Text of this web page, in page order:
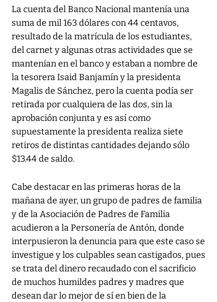
La cuenta del Banco Nacional mantenía una
suma de mil 163 dólares con 44 centavos,
resultado de la matrícula de los estudiantes,
del carnet y algunas otras actividades que se
mantenían en el banco y estaban a nombre de
la tesorera Isaid Banjamín y la presidenta
Magalis de Sánchez, pero la cuenta podía ser
retirada por cualquiera de las dos, sin la
aprobación conjunta y es así como
supuestamente la presidenta realiza siete
retiros de distintas cantidades dejando sólo
$13.44 de saldo.
Cabe destacar en las primeras horas de la
mañana de ayer, un grupo de padres de familia
y de la Asociación de Padres de Familia
acudieron a la Personería de Antón, donde
interpusieron la denuncia para que este caso se
investigue y los culpables sean castigados, pues
se trata del dinero recaudado con el sacrificio
de muchos humildes padres y madres que
desean dar lo mejor de sí en bien de la